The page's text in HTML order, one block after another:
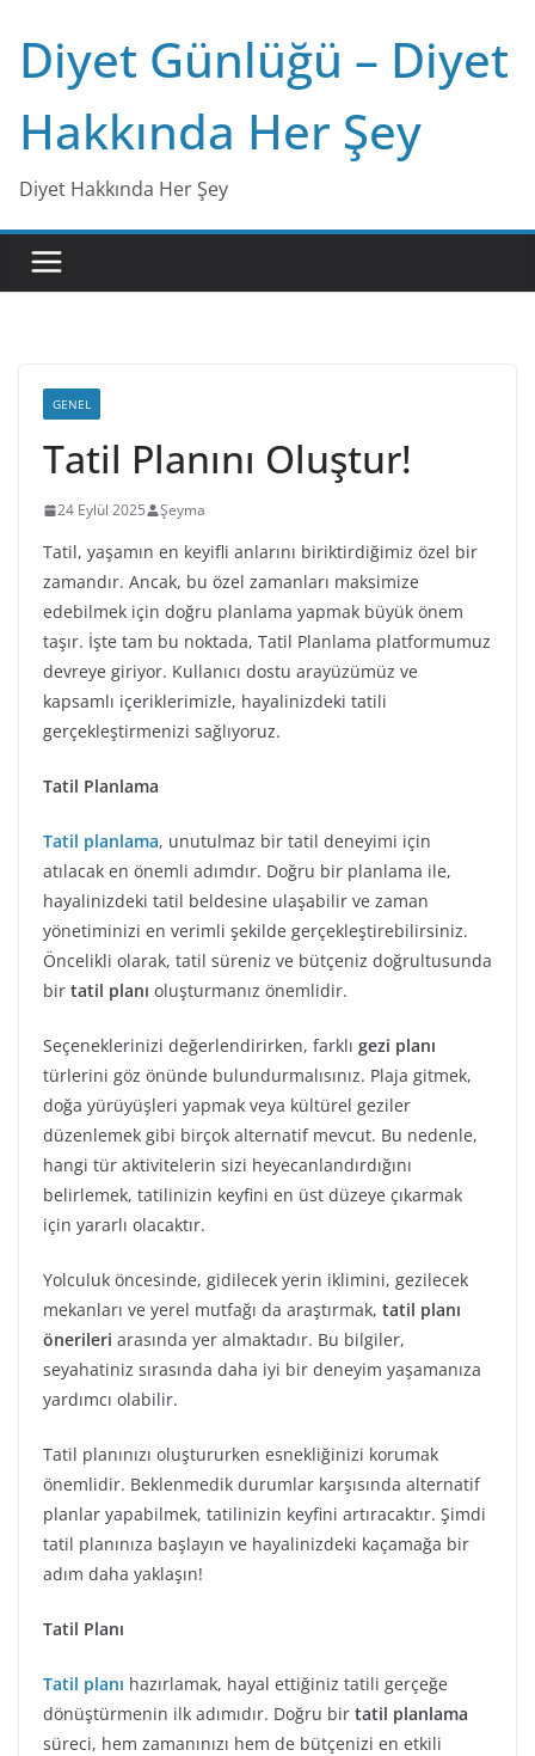
content
Diyet Günlüğü – Diyet
Hakkında Her Şey
Diyet Hakkında Her Şey
GENEL
Tatil Planını Oluştur!
24 Eylül 2025 Şeyma
Tatil, yaşamın en keyifli anlarını biriktirdiğimiz özel bir
zamandır. Ancak, bu özel zamanları maksimize
edebilmek için doğru planlama yapmak büyük önem
taşır. İşte tam bu noktada, Tatil Planlama platformumuz
devreye giriyor. Kullanıcı dostu arayüzümüz ve
kapsamlı içeriklerimizle, hayalinizdeki tatili
gerçekleştirmenizi sağlıyoruz.
Tatil Planlama
Tatil planlama, unutulmaz bir tatil deneyimi için
atılacak en önemli adımdır. Doğru bir planlama ile,
hayalinizdeki tatil beldesine ulaşabilir ve zaman
yönetiminizi en verimli şekilde gerçekleştirebilirsiniz.
Öncelikli olarak, tatil süreniz ve bütçeniz doğrultusunda
bir tatil planı oluşturmanız önemlidir.
Seçeneklerinizi değerlendirirken, farklı gezi planı
türlerini göz önünde bulundurmalısınız. Plaja gitmek,
doğa yürüyüşleri yapmak veya kültürel geziler
düzenlemek gibi birçok alternatif mevcut. Bu nedenle,
hangi tür aktivitelerin sizi heyecanlandırdığını
belirlemek, tatilinizin keyfini en üst düzeye çıkarmak
için yararlı olacaktır.
Yolculuk öncesinde, gidilecek yerin iklimini, gezilecek
mekanları ve yerel mutfağı da araştırmak, tatil planı
önerileri arasında yer almaktadır. Bu bilgiler,
seyahatiniz sırasında daha iyi bir deneyim yaşamanıza
yardımcı olabilir.
Tatil planınızı oluştururken esnekliğinizi korumak
önemlidir. Beklenmedik durumlar karşısında alternatif
planlar yapabilmek, tatilinizin keyfini artıracaktır. Şimdi
tatil planınıza başlayın ve hayalinizdeki kaçamağa bir
adım daha yaklaşın!
Tatil Planı
Tatil planı hazırlamak, hayal ettiğiniz tatili gerçeğe
dönüştürmenin ilk adımıdır. Doğru bir tatil planlama
süreci, hem zamanınızı hem de bütçenizi en etkili